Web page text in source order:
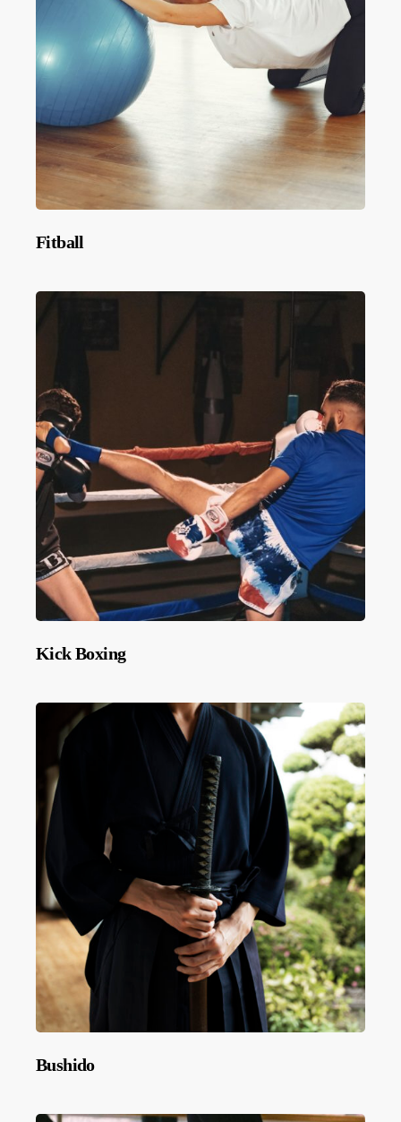
Fitball
Kick Boxing
Bushido